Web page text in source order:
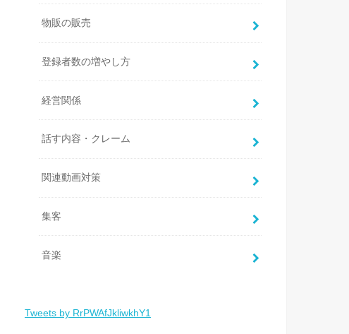
物販の販売
登録者数の増やし方
経営関係
話す内容・クレーム
関連動画対策
集客
音楽
Tweets by RrPWAfJkliwkhY1